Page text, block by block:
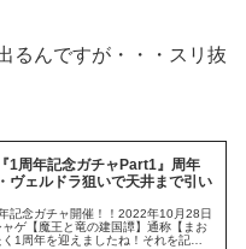
るんですが・・・スリ抜
1周年記念ガチャPart1』周年
ヴェルドラ狙いで天井まで引い
記念ガチャ開催！！2022年10月28日
ゲ【魔王と竜の建国譚】通称【まお
1周年を迎えましたね！それを記念